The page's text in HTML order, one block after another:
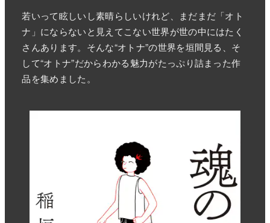
若いって眩しいし素晴らしいけれど、まだまだ「オト
ナ」にならないと見えてこない世界が世の中にはたく
さんあります。そんな“オトナ”の世界を垣間見る、そ
して“オトナ”だからわかる魅力がたっぷり詰まった作
品を集めました。